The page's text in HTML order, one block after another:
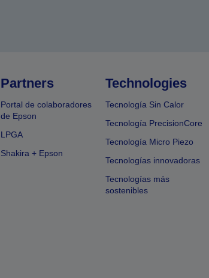
Partners
Portal de colaboradores
de Epson
LPGA
Shakira + Epson
Technologies
Tecnología Sin Calor
Tecnología PrecisionCore
Tecnología Micro Piezo
Tecnologías innovadoras
Tecnologías más
sostenibles